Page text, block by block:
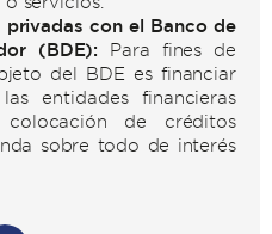
privadas con el Banco de
(BDE): Para fines de
del BDE es financiar
entidades financieras
de créditos
sobre todo de interés